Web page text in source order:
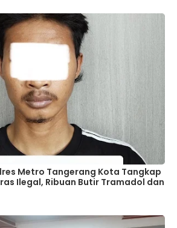
Metro Tangerang Kota Tangkap
Ilegal, Ribuan Butir Tramadol dan